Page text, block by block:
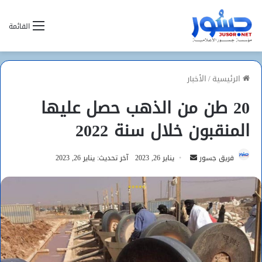
القائمة
الرئيسية/الأخبار
20 طن من الذهب حصل عليها
المنقبون خلال سنة 2022
فريق جسور
أرسل
إلكترونيا
يناير 26, 2023 آخر تحديث: يناير 26, 2023